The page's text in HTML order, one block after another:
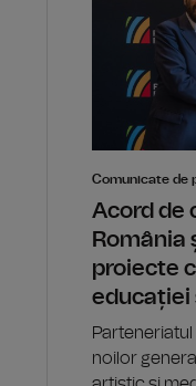
Comunicate de
Acord de
România
proiecte
educației
noilor